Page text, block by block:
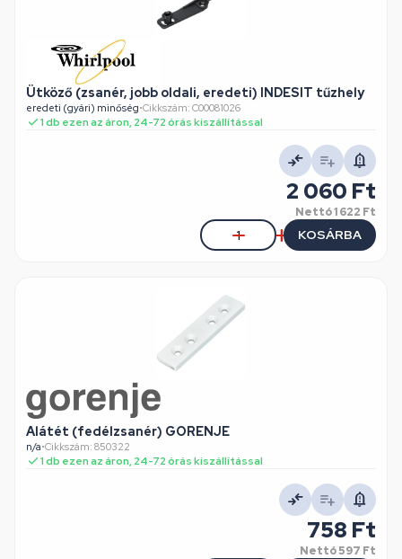
Ütköző (zsanér, jobb oldali, eredeti) INDESIT tűzhely
eredeti (gyári) minőség•Cikkszám: C00081026
1 db ezen az áron, 24-72 órás kiszállítással
2 060 Ft
Nettó1 622 Ft
KOSÁRBA
Alátét (fedélzsanér) GORENJE
n/a•Cikkszám: 850322
1 db ezen az áron, 24-72 órás kiszállítással
758 Ft
Nettó597 Ft